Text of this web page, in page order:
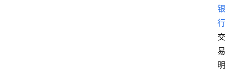
银
行
交
易
明